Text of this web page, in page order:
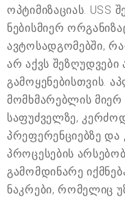
ოპტიმიზაციას. USS
ნებისმიერ
ავტოსადგომებში,
არ აქვს შეზღუდვები
გამოყენებისთვის.
მომხმარებლის
საფუძველზე,
პრეფერენციებზე და
პროცესების
გამომდინარე
ნაკრები, რომელიც